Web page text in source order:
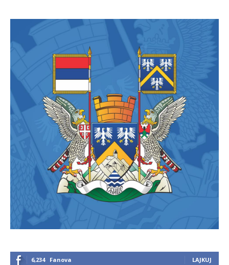
6,234 Fanova LAJKUJ